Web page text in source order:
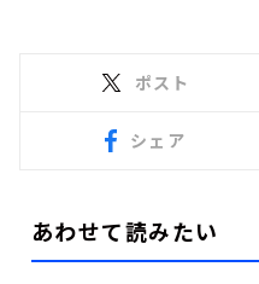
ポスト
シェア
あわせて読みたい